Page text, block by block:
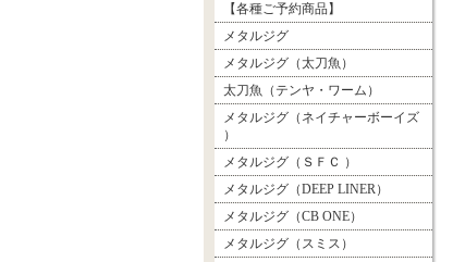
【各種ご予約商品】
メタルジグ
メタルジグ（太刀魚）
太刀魚（テンヤ・ワーム）
メタルジグ（ネイチャーボーイズ
）
メタルジグ（ＳＦＣ ）
メタルジグ（DEEP LINER）
メタルジグ（CB ONE）
メタルジグ（スミス）